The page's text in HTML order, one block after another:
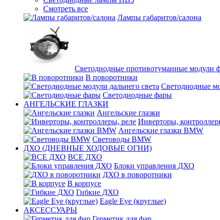
Смотреть все
Лампы габаритов/салона
Светодиодные противотуманные модули
В поворотники
Светодиодные
Светодиодные фары
АНГЕЛЬСКИЕ ГЛАЗКИ
Ангельские глазки
Инверторы,
Ангельские глазки BMW
Световоды BMW
ДХО (ДНЕВНЫЕ ХОДОВЫЕ ОГНИ)
ВСЕ ДХО
Блоки управления ДХО
ДХО в поворотники
В корпусе
Гибкие ДХО
Eagle Eye (круглые)
АКСЕССУАРЫ